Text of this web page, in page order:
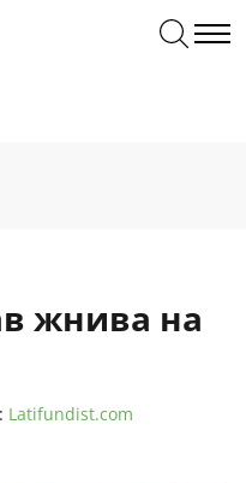
жнива на
Latifundist.com